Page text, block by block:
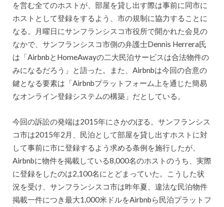
を営む全てのホストが、部屋を貸し出す際は事前に同市に
ホストとして登録をするよう、市の規制に協力することに
なる。月曜日にサンフランシスコ市役所で開かれた会見の
なかで、サンフランシスコ市側の弁護士Dennis Herrera氏
は「AirbnbとHomeAwayの二大民泊サービスは合法物件の
みになるだろう」と語った。また、Airbnbは今回の合意の
鍵となる要素は「Airbnbプラットフォーム上を通じた簡易
なオンライン登録システムの構築」だとしている。
今回の訴訟の発端は2015年にさかのぼる。サンフランシス
コ市は2015年2月、民泊として部屋を貸し出すホストに対
して事前に市に登録するよう求める条例を施行したが、
Airbnbに物件を掲載している8,000名のホストのうち、実際
に登録をしたのは2,100名にとどまっていた。こうした状
況を受け、サンフランシスコ市は昨年夏、違法な民泊物件
掲載一件につき最大1,000米ドルをAirbnbら民泊プラットフ